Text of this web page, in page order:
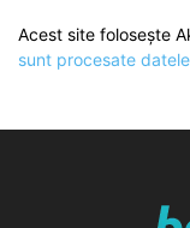
Acest site folosește
sunt procesate